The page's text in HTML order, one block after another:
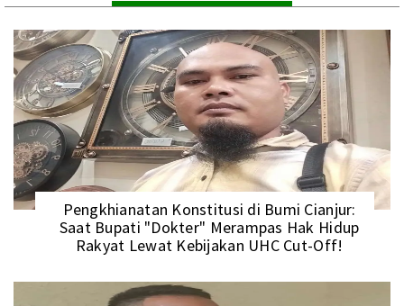
Pengkhianatan Konstitusi di Bumi Cianjur:
Saat Bupati "Dokter" Merampas Hak Hidup
Rakyat Lewat Kebijakan UHC Cut-Off!